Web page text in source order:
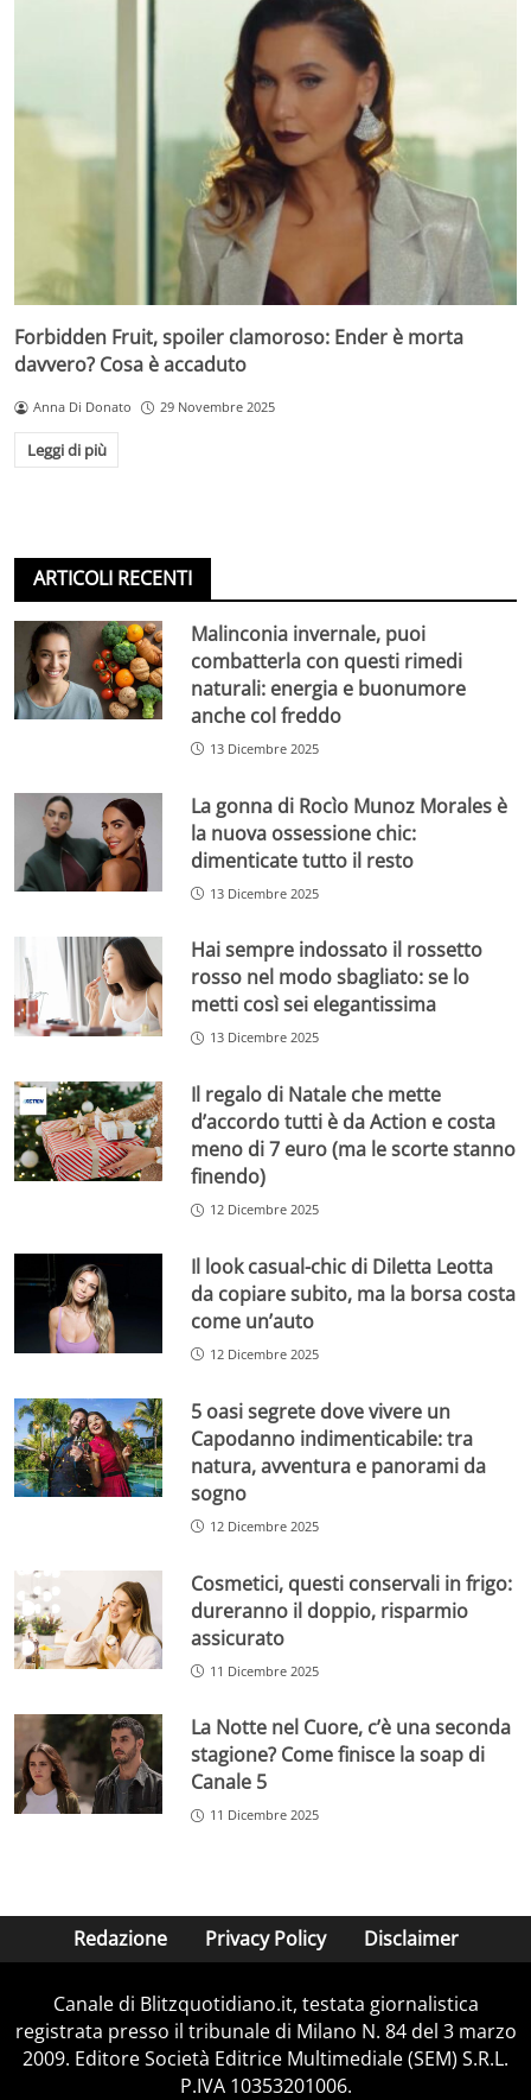
Forbidden Fruit, spoiler clamoroso: Ender è morta
davvero? Cosa è accaduto
Anna Di Donato 29 Novembre 2025
Leggi di più
ARTICOLI RECENTI
Malinconia invernale, puoi
combatterla con questi rimedi
naturali: energia e buonumore
anche col freddo
13 Dicembre 2025
La gonna di Rocìo Munoz Morales è
la nuova ossessione chic:
dimenticate tutto il resto
13 Dicembre 2025
Hai sempre indossato il rossetto
rosso nel modo sbagliato: se lo
metti così sei elegantissima
13 Dicembre 2025
Il regalo di Natale che mette
d’accordo tutti è da Action e costa
meno di 7 euro (ma le scorte stanno
finendo)
12 Dicembre 2025
Il look casual-chic di Diletta Leotta
da copiare subito, ma la borsa costa
come un’auto
12 Dicembre 2025
5 oasi segrete dove vivere un
Capodanno indimenticabile: tra
natura, avventura e panorami da
sogno
12 Dicembre 2025
Cosmetici, questi conservali in frigo:
dureranno il doppio, risparmio
assicurato
11 Dicembre 2025
La Notte nel Cuore, c’è una seconda
stagione? Come finisce la soap di
Canale 5
11 Dicembre 2025
Redazione Privacy Policy Disclaimer
Canale di Blitzquotidiano.it, testata giornalistica
registrata presso il tribunale di Milano N. 84 del 3 marzo
2009. Editore Società Editrice Multimediale (SEM) S.R.L.
P.IVA 10353201006.